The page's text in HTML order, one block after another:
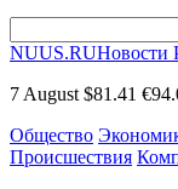
NUUS.RUНовости
7 August $81.41
Общество
Происшествия